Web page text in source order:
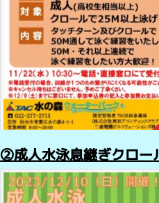
②成人水泳息継ぎクロ